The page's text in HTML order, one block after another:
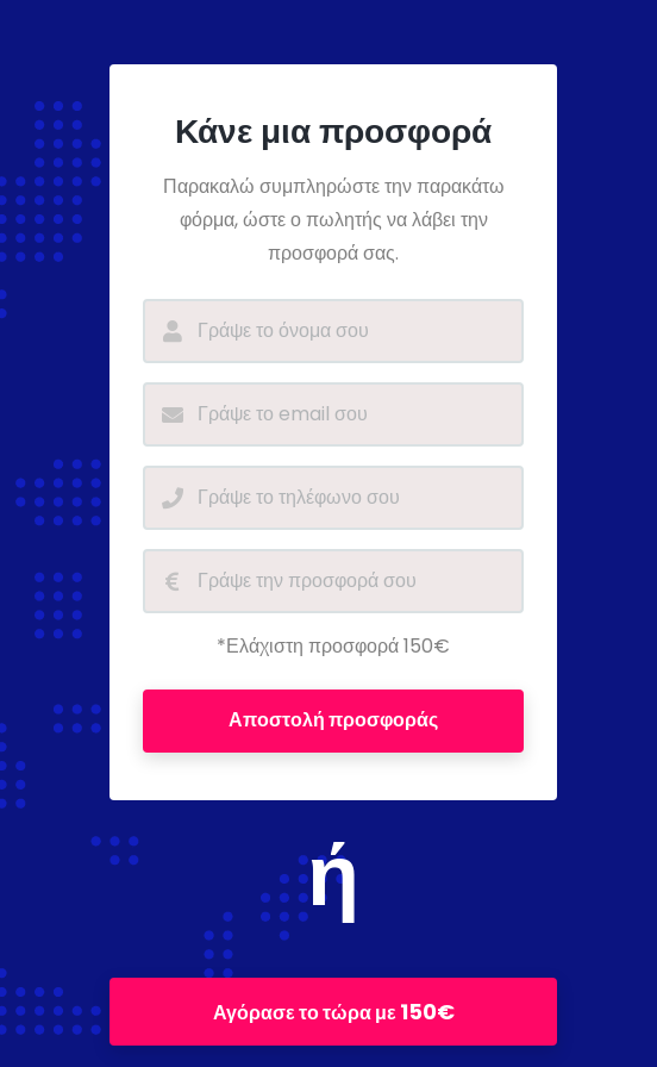
Κάνε μια προσφορά
Παρακαλώ συμπληρώστε την παρακάτω
φόρμα, ώστε ο πωλητής να λάβει την
προσφορά σας.
*Ελάχιστη προσφορά 150€
Αποστολή προσφοράς
ή
Αγόρασε το τώρα με150€